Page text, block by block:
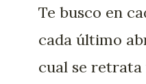
Te busco en
cada último
cual se retrata